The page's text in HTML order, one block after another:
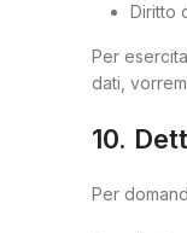
Diritto
Per
dati,
10.
Per